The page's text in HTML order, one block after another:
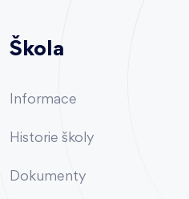
Škola
Informace
Historie školy
Dokumenty